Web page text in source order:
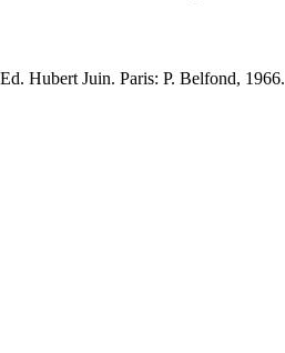
Hubert Juin. Paris: P. Belfond, 1966.